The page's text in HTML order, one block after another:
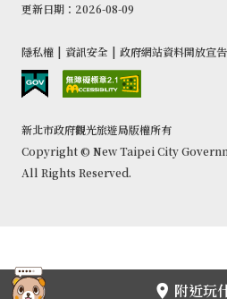
更新日期：2026-08-09
隱私權 | 資訊安全 | 政府網站資料開放宣告
新北市政府觀光旅遊局版權所有
Copyright © New Taipei City
All Rights Reserved.
附近玩